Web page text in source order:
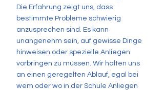
Die Erfahrung zeigt uns, dass
bestimmte Probleme schwierig
anzusprechen sind. Es kann
unangenehm sein, auf gewisse Dinge
hinweisen oder spezielle Anliegen
vorbringen zu müssen. Wir halten uns
an einen geregelten Ablauf, egal bei
wem oder wo in der Schule Anliegen